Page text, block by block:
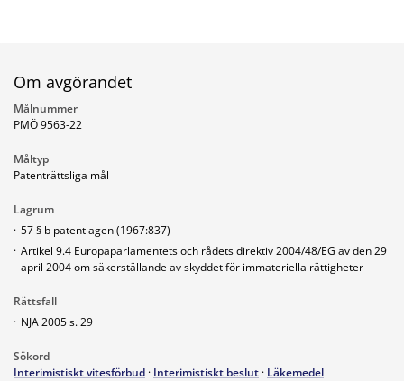
Om avgörandet
Målnummer
PMÖ 9563-22
Måltyp
Patenträttsliga mål
Lagrum
· 57 § b patentlagen (1967:837)
· Artikel 9.4 Europaparlamentets och rådets direktiv 2004/48/EG av den 29
april 2004 om säkerställande av skyddet för immateriella rättigheter
Rättsfall
· NJA 2005 s. 29
Sökord
Interimistiskt vitesförbud · Interimistiskt beslut · Läkemedel